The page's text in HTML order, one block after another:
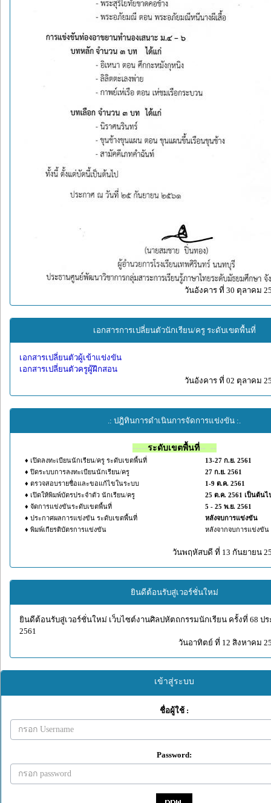
วันอังคาร ที่ 30 ตุลาคม
เอกสารการเปลี่ยนตัวนักเรียน/ครู ระดับเขตพื้นที่
เอกสารเปลี่ยนตัวผู้เข้าแข่งขัน
เอกสารเปลี่ยนตัวครูผู้ฝึกสอน
วันอังคาร ที่ 02 ตุลาคม
.: ปฎิทินการดำเนินการจัดการแข่งขัน :.
-----ระดับเขตพื้นที่-- --
♦ เปิดลงทะเบียนนักเรียน/ครู ระดับเขตพื้นที่
13-27 ก.ย. 2561
♦ ปิดระบบการลงทะเบียนนักเรียน/ครู
27 ก.ย. 2561
♦ ตรวจสอบรายชื่อและขอแก้ไขในระบบ
1-9 ต.ค. 2561
♦ เปิดให้พิมพ์บัตรประจำตัว นักเรียน/ครู
25 ต.ค. 2561 เป็นต้นไ
♦ จัดการแข่งขันระดับเขตพื้นที่
5 - 25 พ.ย. 2561
♦ ประกาศผลการแข่งขัน ระดับเขตพื้นที่
หลังจบการแข่งขัน
♦ พิมพ์เกียรติบัตรการแข่งขัน
หลังจากจบการแข่งขัน
วันพฤหัสบดี ที่ 13 กันยายน
ยินดีต้อนรับสู่เวอร์ชั่นใหม่
ยินดีต้อนรับสู่เวอร์ชั่นใหม่ เว็บไซต์งานศิลปหัตถกรรมนักเรียน ครั้งที่ 68 ปร
2561
วันอาทิตย์ ที่ 12 สิงหาคม
เข้าสู่ระบบ
ชื่อผู้ใช้ :
Password: